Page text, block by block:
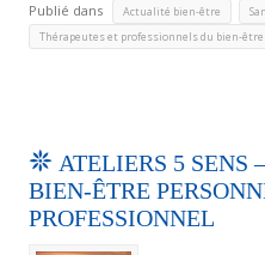
Publié dans Actualité bien-être
Thérapeutes et professionnels du bien-être
ATELIERS 5 SENS
BIEN-ÊTRE
PROFESSIONNEL